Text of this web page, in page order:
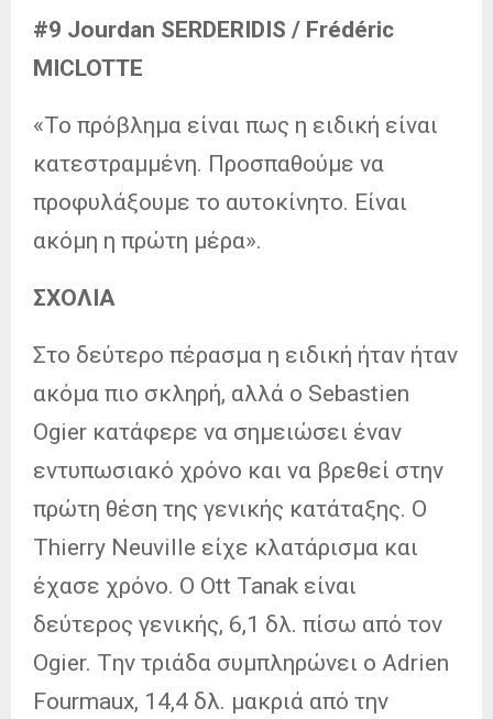
#9 Jourdan SERDERIDIS / Frédéric
MICLOTTE
«Το πρόβλημα είναι πως η ειδική είναι
κατεστραμμένη. Προσπαθούμε να
προφυλάξουμε το αυτοκίνητο. Είναι
ακόμη η πρώτη μέρα».
ΣΧΟΛΙΑ
Στο δεύτερο πέρασμα η ειδική ήταν ήταν
ακόμα πιο σκληρή, αλλά ο Sebastien
Ogier κατάφερε να σημειώσει έναν
εντυπωσιακό χρόνο και να βρεθεί στην
πρώτη θέση της γενικής κατάταξης. Ο
Thierry Neuville είχε κλατάρισμα και
έχασε χρόνο. Ο Ott Tanak είναι
δεύτερος γενικής, 6,1 δλ. πίσω από τον
Ogier. Tην τριάδα συμπληρώνει ο Adrien
Fourmaux, 14,4 δλ. μακριά από την